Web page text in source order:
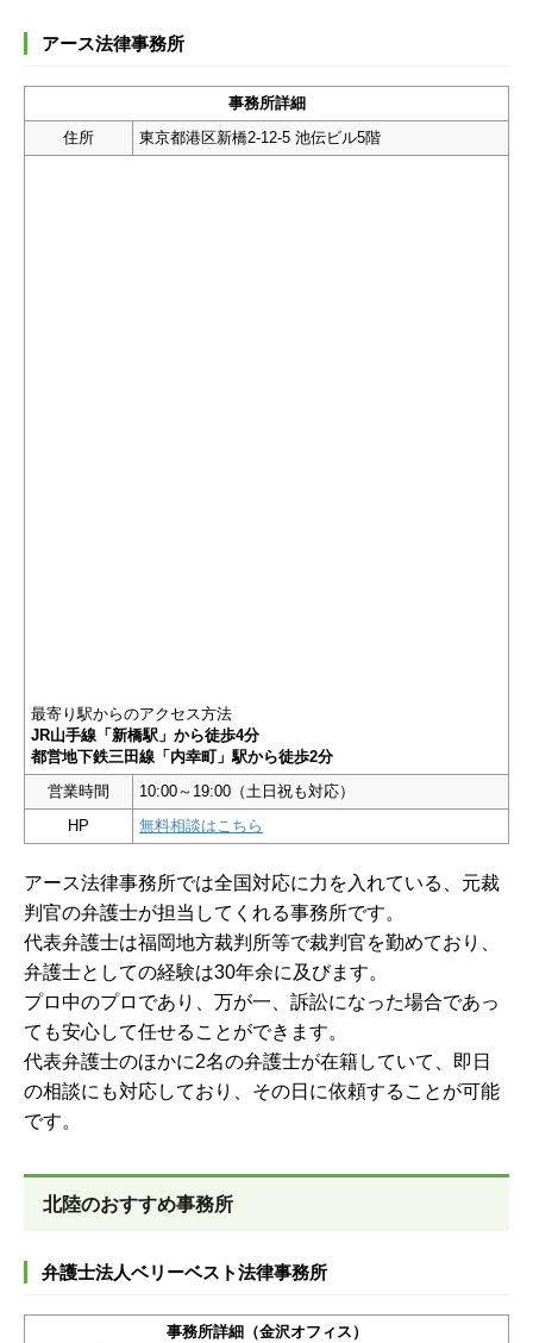
アース法律事務所
事務所詳細
住所
東京都港区新橋2-12-5 池伝ビル5階
最寄り駅からのアクセス方法
JR山手線「新橋駅」から徒歩4分
都営地下鉄三田線「内幸町」駅から徒歩2分
営業時間
10:00～19:00（土日祝も対応）
HP
無料相談はこちら
アース法律事務所では全国対応に力を入れている、元裁
判官の弁護士が担当してくれる事務所です。
代表弁護士は福岡地方裁判所等で裁判官を勤めており、
弁護士としての経験は30年余に及びます。
プロ中のプロであり、万が一、訴訟になった場合であっ
ても安心して任せることができます。
代表弁護士のほかに2名の弁護士が在籍していて、即日
の相談にも対応しており、その日に依頼することが可能
です。
北陸のおすすめ事務所
弁護士法人ベリーベスト法律事務所
事務所詳細（金沢オフィス）